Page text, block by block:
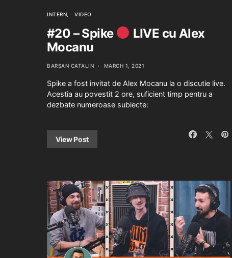
INTERN VIDEO
#20 – Spike
LIVE cu Alex
Mocanu
BARSAN CATALIN MARCH 1, 2021
Spike a fost invitat de Alex Mocanu la o discutie live.
Acestia au povestit 2 ore, suficient timp pentru a
dezbate numeroase subiecte:
View Post